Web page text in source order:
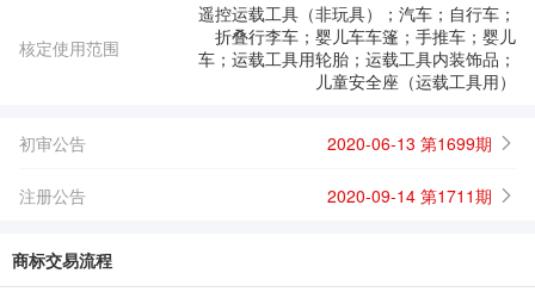
核定使用范围
遥控运载工具（非玩具）；汽车；自行车；
折叠行李车；婴儿车车篷；手推车；婴儿
车；运载工具用轮胎；运载工具内装饰品；
儿童安全座（运载工具用）
初审公告 2020-06-13 第1699期
注册公告 2020-09-14 第1711期
商标交易流程